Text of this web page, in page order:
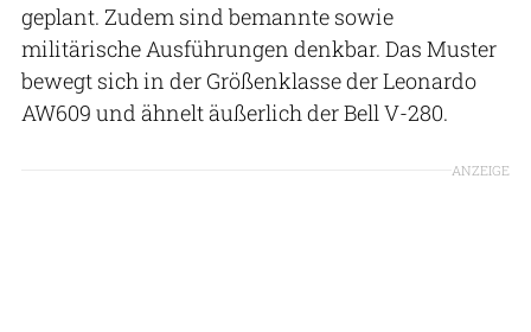
geplant. Zudem sind bemannte sowie
militärische Ausführungen denkbar. Das Muster
bewegt sich in der Größenklasse der Leonardo
AW609 und ähnelt äußerlich der Bell V-280.
ANZEIGE